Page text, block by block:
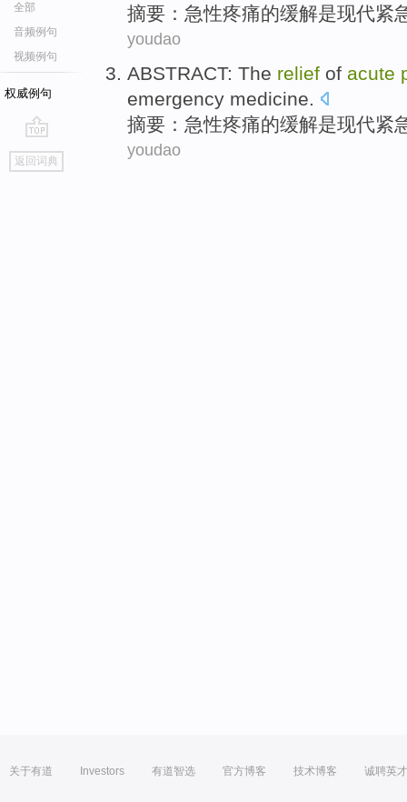
全部
音频例句
视频例句
权威例句
go
top
返回词典
摘要 ： 急性疼痛的缓解是现代紧
youdao
ABSTRACT: The relief of acute
emergency medicine
摘要 ： 急性疼痛的缓解是现代紧
youdao
关于有道 Investors 有道智选 官方博客 技术博客 诚聘英才